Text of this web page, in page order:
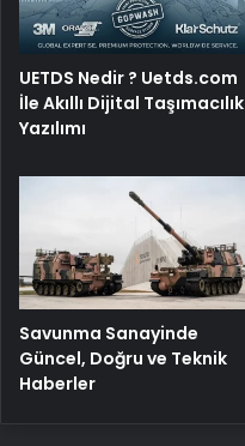
UETDS Nedir ? Uetds.com
İle Akıllı Dijital Taşımacılık
Yazılımı
Savunma Sanayinde
Güncel, Doğru ve Teknik
Haberler